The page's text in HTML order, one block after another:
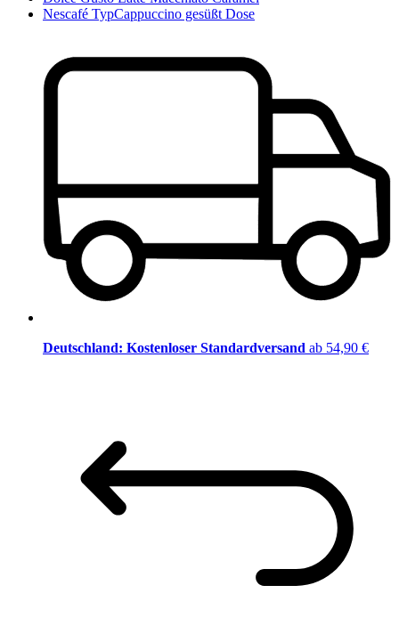
Nescafé TypCappuccino gesüßt Dose
Deutschland: Kostenloser Standardversand ab 54,90 €